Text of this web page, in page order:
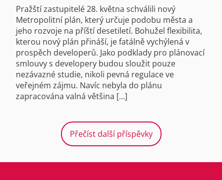
Pražští zastupitelé 28. května schválili nový
Metropolitní plán, který určuje podobu města a
jeho rozvoje na příští desetiletí. Bohužel flexibilita,
kterou nový plán přináší, je fatálně vychýlená v
prospěch developerů. Jako podklady pro plánovací
smlouvy s developery budou sloužit pouze
nezávazné studie, nikoli pevná regulace ve
veřejném zájmu. Navíc nebyla do plánu
zapracována valná většina […]
Přečíst další příspěvky